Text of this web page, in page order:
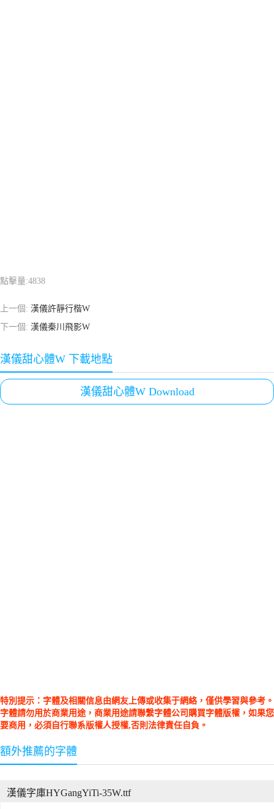
點擊量:4838
上一個: 漢儀許靜行楷W
下一個: 漢儀秦川飛影W
漢儀甜心體W 下載地點
漢儀甜心體W Download
特別提示：字體及相關信息由網友上傳或收集于網絡，僅供學習與參考。
字體請勿用於商業用途，商業用途請聯繫字體公司購買字體版權，如果您
要商用，必須自行聯系版權人授權,否則法律責任自負。
額外推薦的字體
漢儀字庫HYGangYiTi-35W.ttf